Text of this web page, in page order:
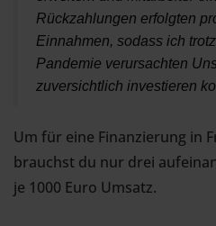
Rückzahlungen erfolgten
Einnahmen, sodass ich
Pandemie verursachten
zuversichtlich investieren
Um für eine Finanzierung in
brauchst du nur drei
je 1000 Euro Umsatz.